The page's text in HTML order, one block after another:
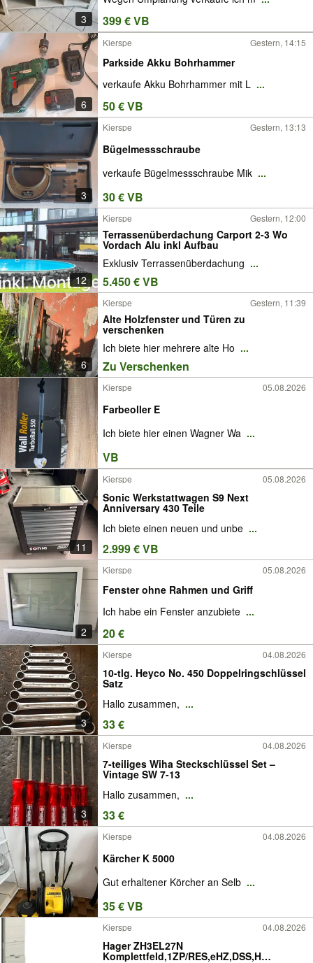
3 399 € VB
6
Kierspe Gestern, 14:15
Parkside Akku Bohrhammer
verkaufe Akku Bohrhammer mit L ...
50 € VB
3
Kierspe Gestern, 13:13
Bügelmessschraube
verkaufe Bügelmessschraube Mik ...
30 € VB
12
Kierspe Gestern, 12:00
Terrassenüberdachung Carport 2-3 Wo
Vordach Alu inkl Aufbau
Exklusiv Terrassenüberdachung ...
5.450 € VB
6
Kierspe Gestern, 11:39
Alte Holzfenster und Türen zu
verschenken
Ich biete hier mehrere alte Ho ...
Zu Verschenken
Kierspe 05.08.2026
Farbeoller E
Ich biete hier einen Wagner Wa ...
VB
11
Kierspe 05.08.2026
Sonic Werkstattwagen S9 Next
Anniversary 430 Teile
Ich biete einen neuen und unbe ...
2.999 € VB
2
Kierspe 05.08.2026
Fenster ohne Rahmen und Griff
Ich habe ein Fenster anzubiete ...
20 €
3
Kierspe 04.08.2026
10-tlg. Heyco No. 450 Doppelringschlüssel
Satz
Hallo zusammen, ...
33 €
3
Kierspe 04.08.2026
7-teiliges Wiha Steckschlüssel Set –
Vintage SW 7-13
Hallo zusammen, ...
33 €
Kierspe 04.08.2026
Kärcher K 5000
Gut erhaltener Körcher an Selb ...
35 € VB
Kierspe 04.08.2026
Hager ZH3EL27N
Komplettfeld,1ZP/RES,eHZ,DSS,H